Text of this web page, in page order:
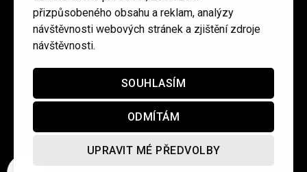
přizpůsobeného obsahu a reklam, analýzy
návštěvnosti webových stránek a zjištění zdroje
návštěvnosti.
SOUHLASÍM
ODMÍTÁM
UPRAVIT MÉ PŘEDVOLBY
redakce@cinepur.cz